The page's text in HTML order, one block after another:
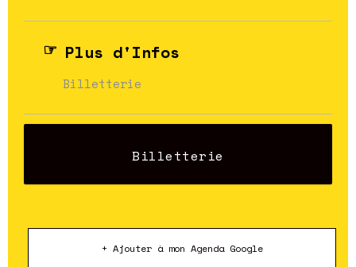
Plus d'Infos
Billetterie
Billetterie
+ Ajouter à mon Agenda Google